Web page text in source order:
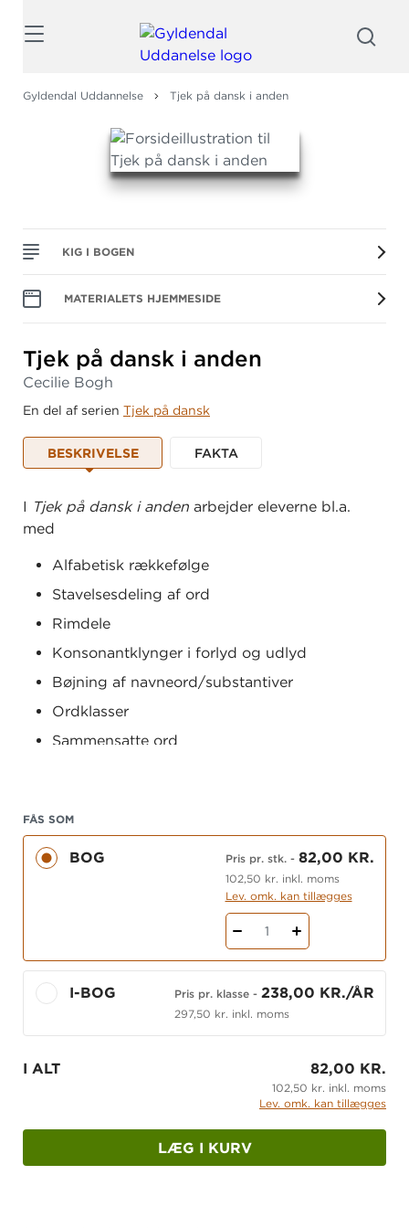
Gyldendal Uddannelse Tjek på dansk i anden
KIG I BOGEN
MATERIALETS HJEMMESIDE
Tjek på dansk i anden
Cecilie Bogh
En del af serien Tjek på dansk
BESKRIVELSE FAKTA
I Tjek på dansk i anden arbejder eleverne bl.a.
med
Alfabetisk rækkefølge
Stavelsesdeling af ord
Rimdele
Konsonantklynger i forlyd og udlyd
Bøjning af navneord/substantiver
Ordklasser
Sammensatte ord
vokaludtaler
Dobbelt konsonant
Automatisring af hyppige småord
Sproglig opmærksomhed og ordkendskab er et
gennemgående fokus, ligesom der er rigelige
skriveanledninger. Nederst på hver side findes en
kort og præcis side for side-vejledning. Efter hvert
kapitel laves en evalueringsside,
Tjek på …, hvor
eleverne kan afprøve deres færdigheder inden for
det pågældende område, hvilket giver et overblik
over den enkelte elevs faglige udvikling.
Tjek på dansk i andenbestår udover
FÅS SOM
BOG Pris pr. stk.- 82,00 KR.
102,50 kr. inkl. moms
Lev. omk. kan tillægges
1
I-BOG Pris pr. klasse- 238,00 KR./ÅR
297,50 kr. inkl. moms
I ALT 82,00 KR.
102,50 kr. inkl. moms
Lev. omk. kan tillægges
LÆG I KURV